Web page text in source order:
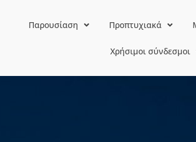
Παρουσίαση Προπτυχιακά
Χρήσιμοι σύνδεσμοι